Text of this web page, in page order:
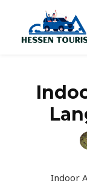
springen
Indoor